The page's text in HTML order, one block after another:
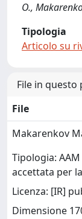
O.,
Tipologia
Articolo su
File in
File
Makarenkov
Tipologia:
accettata per
Licenza: [IR]
Dimensione